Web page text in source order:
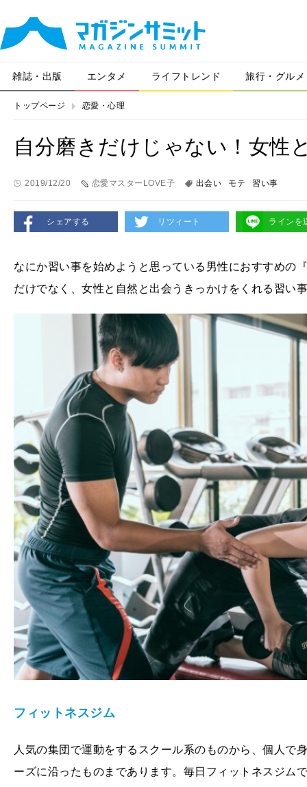
雑誌・出版 エンタメ ライフトレンド 旅行・グルメ
トップページ 恋愛・心理
自分磨きだけじゃない！女性
2019/12/20 恋愛マスターLOVE子 出会い モテ 習い事
シェアする リツィート ラインを
なにか習い事を始めようと思っている男性におすすめの
だけでなく、女性と自然と出会うきっかけをくれる習い
フィットネスジム
人気の集団で運動をするスクール系のものから、個人で
ーズに沿ったものまであります。毎日フィットネスジム